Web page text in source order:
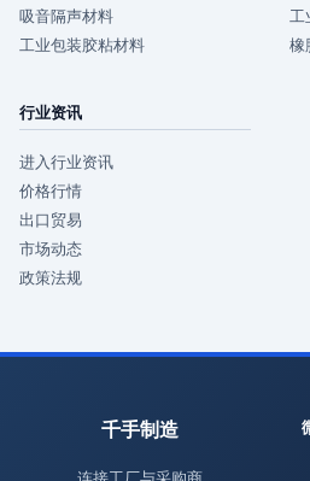
吸音隔声材料
工业包装胶粘材料
工
橡
行业资讯
进入行业资讯
价格行情
出口贸易
市场动态
政策法规
千手制造